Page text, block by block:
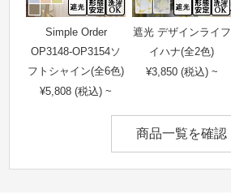
Simple Order
OP3148-OP3154ソ
フトシャイン(全6色)
¥5,808 (税込) ~
遮光 デザインライフ
イハナ(全2色)
¥3,850 (税込) ~
商品一覧を確認